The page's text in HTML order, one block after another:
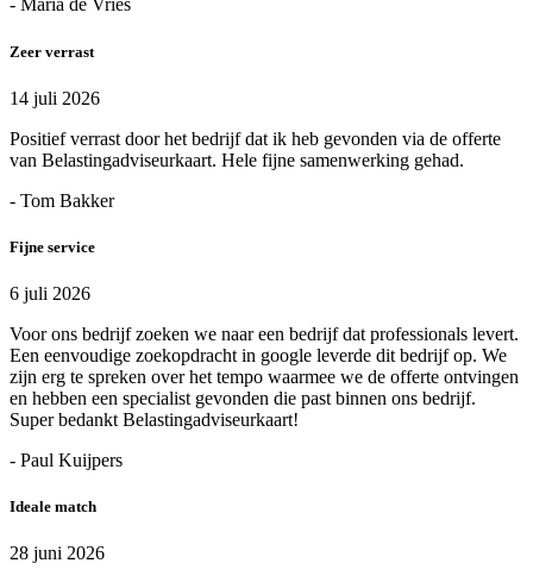
- Maria de Vries
Zeer verrast
14 juli 2026
Positief verrast door het bedrijf dat ik heb gevonden via de offerte
van Belastingadviseurkaart. Hele fijne samenwerking gehad.
- Tom Bakker
Fijne service
6 juli 2026
Voor ons bedrijf zoeken we naar een bedrijf dat professionals levert.
Een eenvoudige zoekopdracht in google leverde dit bedrijf op. We
zijn erg te spreken over het tempo waarmee we de offerte ontvingen
en hebben een specialist gevonden die past binnen ons bedrijf.
Super bedankt Belastingadviseurkaart!
- Paul Kuijpers
Ideale match
28 juni 2026